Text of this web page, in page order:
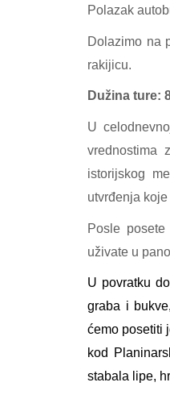
Polazak
Dolazimo na
rakijicu.
Dužina ture:
U
vrednostima
istorijskog
utvrđenja
Posle
uživate u
U povratku
graba i
ćemo posetiti
kod
stabala lipe,